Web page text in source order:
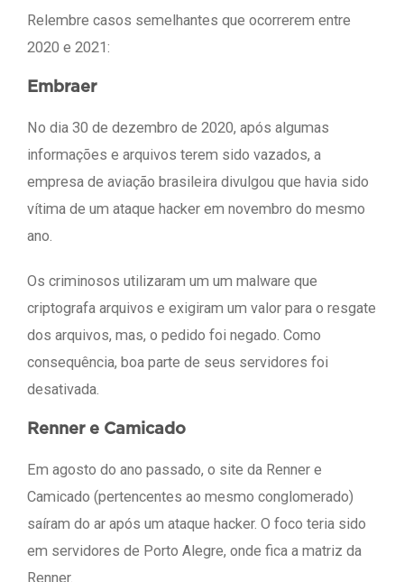
Relembre casos semelhantes que ocorrerem entre
2020 e 2021:
Embraer
No dia 30 de dezembro de 2020, após algumas
informações e arquivos terem sido vazados, a
empresa de aviação brasileira divulgou que havia sido
vítima de um ataque hacker em novembro do mesmo
ano.
Os criminosos utilizaram um um malware que
criptografa arquivos e exigiram um valor para o resgate
dos arquivos, mas, o pedido foi negado. Como
consequência, boa parte de seus servidores foi
desativada.
Renner e Camicado
Em agosto do ano passado, o site da Renner e
Camicado (pertencentes ao mesmo conglomerado)
saíram do ar após um ataque hacker. O foco teria sido
em servidores de Porto Alegre, onde fica a matriz da
Renner.